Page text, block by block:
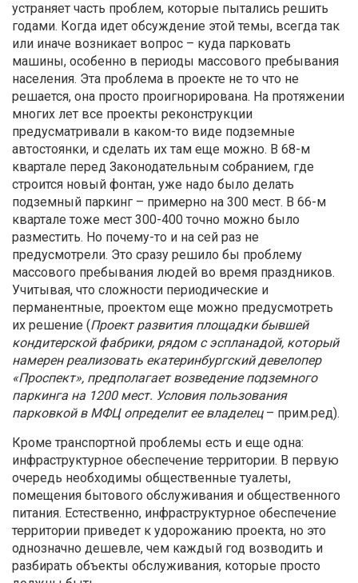
устраняет часть проблем, которые пытались решить
годами. Когда идет обсуждение этой темы, всегда так
или иначе возникает вопрос – куда парковать
машины, особенно в периоды массового пребывания
населения. Эта проблема в проекте не то что не
решается, она просто проигнорирована. На протяжении
многих лет все проекты реконструкции
предусматривали в каком-то виде подземные
автостоянки, и сделать их там еще можно. В 68-м
квартале перед Законодательным собранием, где
строится новый фонтан, уже надо было делать
подземный паркинг – примерно на 300 мест. В 66-м
квартале тоже мест 300-400 точно можно было
разместить. Но почему-то и на сей раз не
предусмотрели. Это сразу решило бы проблему
массового пребывания людей во время праздников.
Учитывая, что сложности периодические и
перманентные, проектом еще можно предусмотреть
их решение (Проект развития площадки бывшей
кондитерской фабрики, рядом с эспланадой, который
намерен реализовать екатеринбургский девелопер
«Проспект», предполагает возведение подземного
паркинга на 1200 мест. Условия пользования
парковкой в МФЦ определит ее владелец– прим.ред).
Кроме транспортной проблемы есть и еще одна:
инфраструктурное обеспечение территории. В первую
очередь необходимы общественные туалеты,
помещения бытового обслуживания и общественного
питания. Естественно, инфраструктурное обеспечение
территории приведет к удорожанию проекта, но это
однозначно дешевле, чем каждый год возводить и
разбирать объекты обслуживания, которые просто